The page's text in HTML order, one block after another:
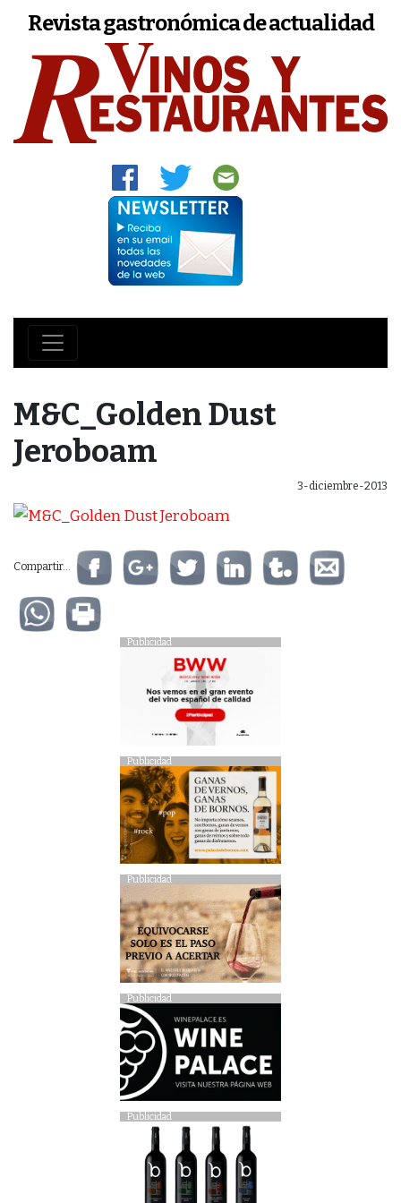
Revista gastronómica de actualidad
M&C_Golden Dust
Jeroboam
3-diciembre-2013
Compartir...
Publicidad
Publicidad
Publicidad
Publicidad
Publicidad